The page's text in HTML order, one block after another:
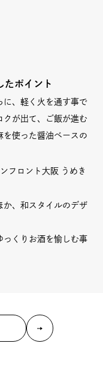
たポイント
に、軽く火を通す事で
クが出て、ご飯が進む
を使った醤油ベースの
フロント大阪 うめき
か、和スタイルのデザ
っくりお酒を愉しむ事